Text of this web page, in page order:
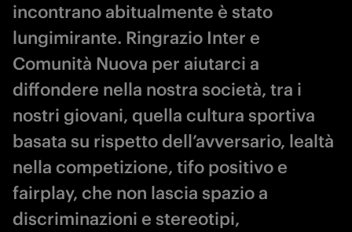
incontrano abitualmente è stato
lungimirante. Ringrazio Inter e
Comunità Nuova per aiutarci a
diffondere nella nostra società, tra i
nostri giovani, quella cultura sportiva
basata su rispetto dell’avversario, lealtà
nella competizione, tifo positivo e
fairplay, che non lascia spazio a
discriminazioni e stereotipi,